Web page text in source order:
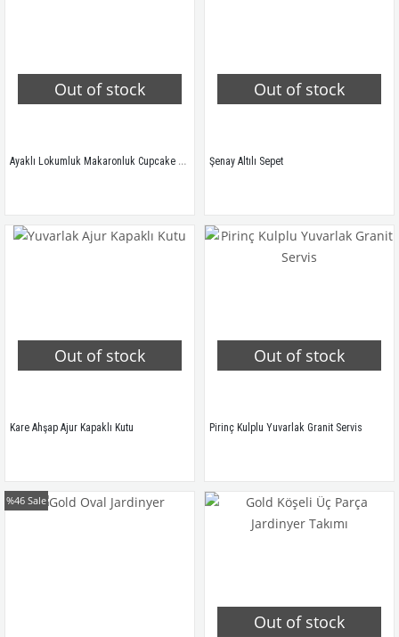
Out of stock
Ayaklı Lokumluk Makaronluk Cupcake Servisi
Out of stock
Şenay Altılı Sepet
Out of stock
Kare Ahşap Ajur Kapaklı Kutu
Out of stock
Pirinç Kulplu Yuvarlak Granit Servis
%46 Sale
Out of stock